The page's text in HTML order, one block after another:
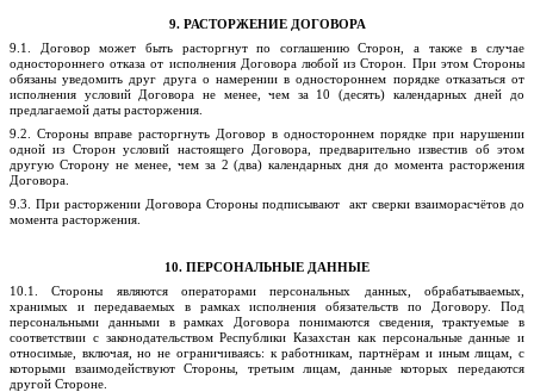
9. РАСТОРЖЕНИЕ ДОГОВОРА
9.1. Договор может быть расторгнут по соглашению Сторон, а также в случае
одностороннего отказа от исполнения Договора любой из Сторон. При этом Стороны
обязаны уведомить друг друга о намерении в одностороннем порядке отказаться от
исполнения условий Договора не менее, чем за 10 (десять) календарных дней до
предлагаемой даты расторжения.
9.2. Стороны вправе расторгнуть Договор в одностороннем порядке при нарушении
одной из Сторон условий настоящего Договора, предварительно известив об этом
другую Сторону не менее, чем за 2 (два) календарных дня до момента расторжения
Договора.
9.3. При расторжении Договора Стороны подписывают акт сверки взаиморасчётов до
момента расторжения.
10. ПЕРСОНАЛЬНЫЕ ДАННЫЕ
10.1. Стороны являются операторами персональных данных, обрабатываемых,
хранимых и передаваемых в рамках исполнения обязательств по Договору. Под
персональными данными в рамках Договора понимаются сведения, трактуемые в
соответствии с законодательством Республики Казахстан как персональные данные и
относимые, включая, но не ограничиваясь: к работникам, партнёрам и иным лицам, с
которыми взаимодействуют Стороны, третьим лицам, данные которых передаются
другой Стороне.